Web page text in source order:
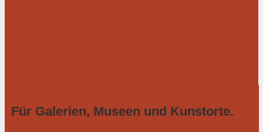
Für Galerien, Museen und Kunstorte.